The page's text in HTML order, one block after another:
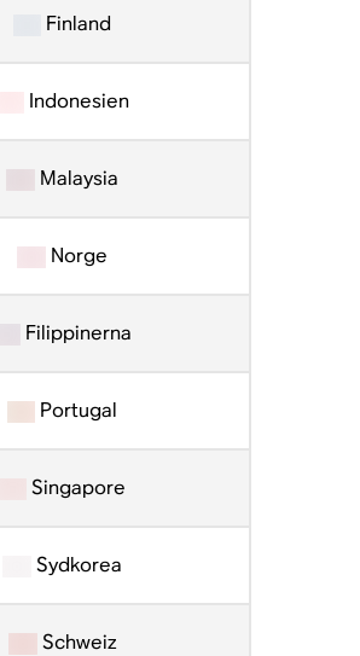
Finland
Indonesien
Malaysia
Norge
Filippinerna
Portugal
Singapore
Sydkorea
Schweiz